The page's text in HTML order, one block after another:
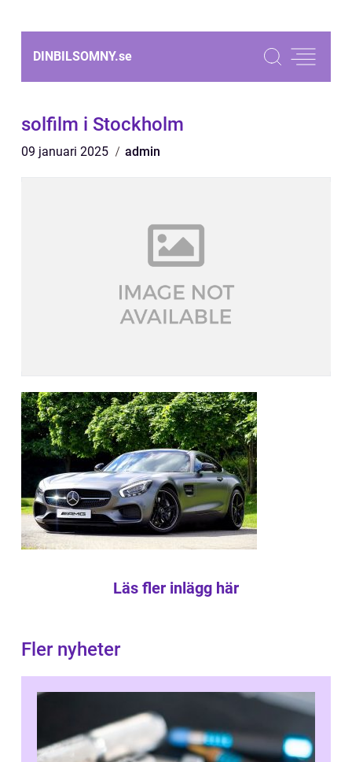
DINBILSOMNY.se
solfilm i Stockholm
09 januari 2025 admin
Läs fler inlägg här
Fler nyheter